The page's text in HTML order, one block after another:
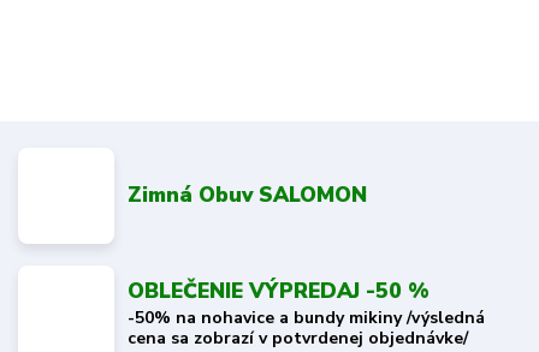
Zimná Obuv SALOMON
OBLEČENIE VÝPREDAJ -50 %
-50% na nohavice a bundy mikiny /výsledná
cena sa zobrazí v potvrdenej objednávke/